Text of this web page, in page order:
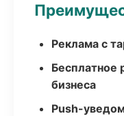
Реклама с
Бесплатное
бизнеса
Push-